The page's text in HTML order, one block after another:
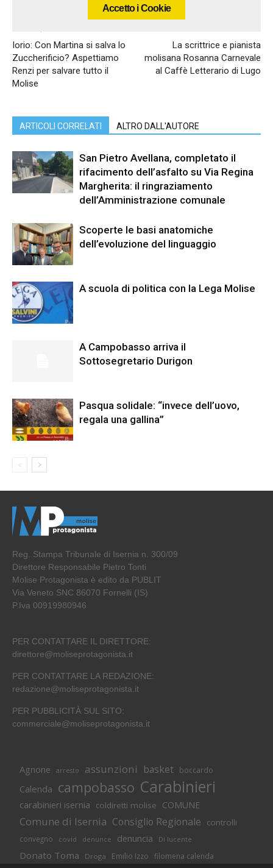
Accetto i Cookie
Iorio: Con Martina si salva lo
Zuccherificio? Aspettiamo
Renzi per salvare tutto il
Molise
La scrittrice e pianista
molisana Rosanna Carnevale
al Caffè Letterario di Lugo
ARTICOLI CORRELATI ALTRO DALL'AUTORE
San Pietro Avellana, completato il
rifacimento dell’asfalto su Via Regina
Margherita: il ringraziamento
dell’Amministrazione comunale
Scoperte le basi anatomiche
dell’evoluzione del linguaggio
A scuola di politica con la Lega Molise
A Campobasso arriva il
Sottosegretario Durigon
Pasqua solidale: “invece dell’uovo,
regala una gallina”
Reg. Stampa Tribunale di Isernia n. 300/09
Direttore Responsabile Pietro Tonti
Molise Protagonista è edito da PUBLIT
Via Veneto SNC 86070 Fornelli (IS)
P.Iva 00919980946
PER CONTATTARE IL DIRETTORE:
direttore@moliseprotagonista.it
PER CONTATTARE LA REDAZIONE:
redazione@moliseprotagonista.it
PER PUBBLICITÀ SUL SITO:
commerciale@moliseprotagonista.it
Agnone arresto assunzioni basket boccardo
Calenda campobasso Carabinieri
carabinieri isernia coldiretti molise COMUNE
Comune di Isernia Consiglio Regionale controlli
convegno covid denunce denuncia Di lucente
Donato Toma Droga Emilio Izzo filomena calenda